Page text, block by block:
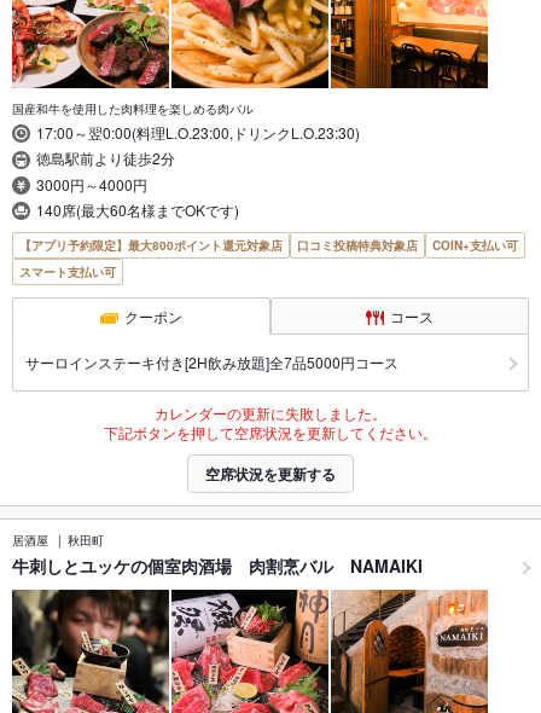
国産和牛を使用した肉料理を楽しめる肉バル
17:00～翌0:00(料理L.O.23:00,ドリンクL.O.23:30)
徳島駅前より徒歩2分
3000円～4000円
140席(最大60名様までOKです)
【アプリ予約限定】最大800ポイント還元対象店 口コミ投稿特典対象店
COIN+支払い可
スマート支払い可
クーポン コース
サーロインステーキ付き[2H飲み放題]全7品5000円コース
カレンダーの更新に失敗しました。
下記ボタンを押して空席状況を更新してください。
空席状況を更新する
居酒屋 秋田町
牛刺しとユッケの個室肉酒場 肉割烹バル NAMAIKI